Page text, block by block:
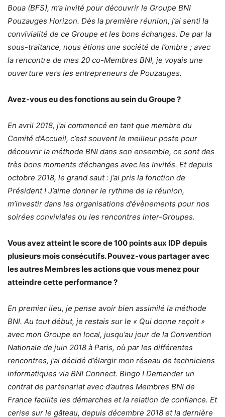
Boua (BFS), m’a invité pour découvrir le Groupe BNI
Pouzauges Horizon. Dès la première réunion, j’ai senti la
convivialité de ce Groupe et les bons échanges. De par la
sous-traitance, nous étions une société de l’ombre ; avec
la rencontre de mes 20 co-Membres BNI, je voyais une
ouverture vers les entrepreneurs de Pouzauges.
Avez-vous eu des fonctions au sein du Groupe ?
En avril 2018, j’ai commencé en tant que membre du
Comité d’Accueil, c’est souvent le meilleur poste pour
découvrir la méthode BNI dans son ensemble, ce sont des
très bons moments d’échanges avec les Invités. Et depuis
octobre 2018, le grand saut : j’ai pris la fonction de
Président ! J’aime donner le rythme de la réunion,
m’investir dans les organisations d’évènements pour nos
soirées conviviales ou les rencontres inter-Groupes.
Vous avez atteint le score de 100 points aux IDP depuis
plusieurs mois consécutifs. Pouvez-vous partager avec
les autres Membres les actions que vous menez pour
atteindre cette performance ?
En premier lieu, je pense avoir bien assimilé la méthode
BNI. Au tout début, je restais sur le « Qui donne reçoit »
avec mon Groupe en local, jusqu’au jour de la Convention
Nationale de juin 2018 à Paris, où par les différentes
rencontres, j’ai décidé d’élargir mon réseau de techniciens
informatiques via BNI Connect. Bingo ! Demander un
contrat de partenariat avec d’autres Membres BNI de
France facilite les démarches et la relation de confiance. Et
cerise sur le gâteau, depuis décembre 2018 et la dernière